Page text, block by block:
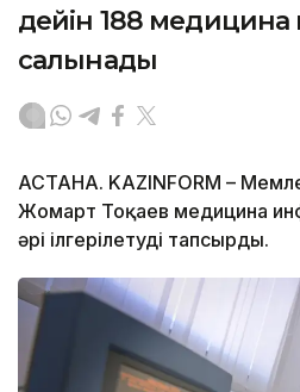
дейін 188
салынады
АСТАНА. KAZINFORM –
Жомарт Тоқаев медицина
әрі ілгерілетуді тапсырды.